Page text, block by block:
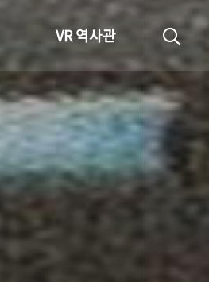
VR 역사관